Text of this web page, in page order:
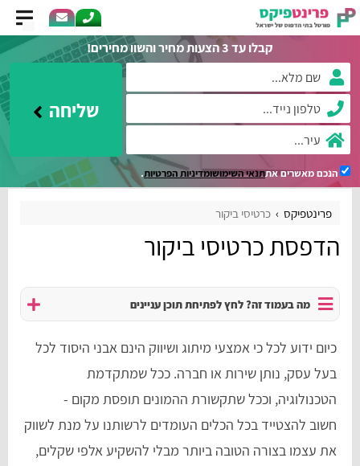
קבלו עד 3 הצעות מחיר והשוו מחירים!
שליחה
הנכם מאשרים אתתנאי השימושומדיניות הפרטיות.
פרינטפיקס כרטיסי ביקור
הדפסת כרטיסי ביקור
מה בעמוד זה? לחץ לפתיחת תוכן עניינים
כיום ידוע לכל כי אמצעי מיתוג ושיווק הינם אבני היסוד לכל
בעל עסק, נותן שירות או חברה. ככל שמתקדמת
הטכנולוגיה, וככל שתקשורת ההמונים תופסת מקום -
חשוב להצטייד בכל הכלים העומדים לרשותנו על מנת לשווק
את עצמו בצורה הטובה ביותר מבלי להשקיע אלפי שקלים,